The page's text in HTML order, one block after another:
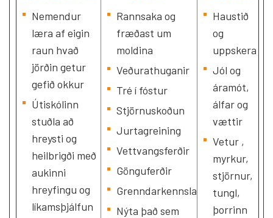
Nemendur
læra af eigin
raun hvað
jörðin getur
gefið okkur
Útiskólinn
stuðla að
hreysti og
heilbrigði með
aukinni
hreyfingu og
líkamsþjálfun
Rannsaka og
fræðast um
moldina
Veðurathuganir
Tré í fóstur
Stjörnuskoðun
Jurtagreining
Vettvangsferðir
Gönguferðir
Grenndarkennsla
Nýta það sem
Haustið
og
uppskera
Jól og
áramót,
álfar og
vættir
Vetur ,
myrkur,
stjörnur,
tungl,
þorrinn